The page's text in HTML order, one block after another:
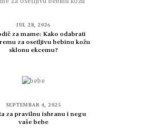
JUL 28, 2026
za mame: Kako odabrati
za osetljivu bebinu kožu
sklonu ekcemu?
SEPTEMBAR 4, 2025
za pravilnu ishranu i negu
vaše bebe